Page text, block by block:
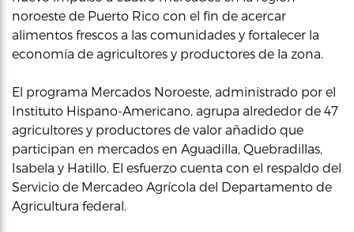
noroeste de Puerto Rico con el fin de acercar
alimentos frescos a las comunidades y fortalecer la
economía de agricultores y productores de la zona.
El programa Mercados Noroeste, administrado por el
Instituto Hispano-Americano, agrupa alrededor de 47
agricultores y productores de valor añadido que
participan en mercados en Aguadilla, Quebradillas,
Isabela y Hatillo. El esfuerzo cuenta con el respaldo del
Servicio de Mercadeo Agrícola del Departamento de
Agricultura federal.